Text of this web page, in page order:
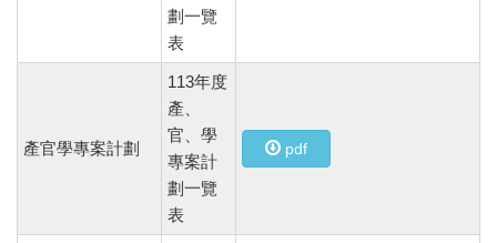
劃一覽
表
產官學專案計劃
113年度
產、
官、學
專案計
劃一覽
表
pdf